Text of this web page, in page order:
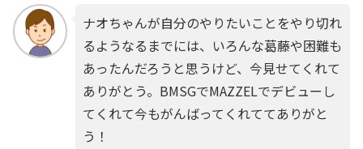
ナオちゃんが自分のやりたいことをやり切れ
るようなるまでには、いろんな葛藤や困難も
あったんだろうと思うけど、今見せてくれて
ありがとう。BMSGでMAZZELでデビューし
てくれて今もがんばってくれててありがと
う！